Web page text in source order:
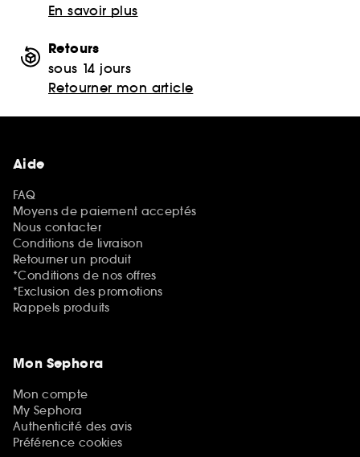
En savoir plus
Retours
sous 14 jours
Retourner mon article
Aide
FAQ
Moyens de paiement acceptés
Nous contacter
Conditions de livraison
Retourner un produit
*Conditions de nos offres
*Exclusion des promotions
Rappels produits
Mon Sephora
Mon compte
My Sephora
Authenticité des avis
Préférence cookies